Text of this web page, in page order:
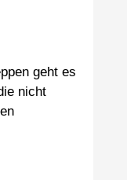
geht es
nicht